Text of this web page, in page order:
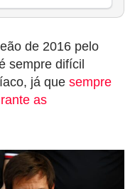
de 2016 pelo
sempre difícil
já que sempre
as